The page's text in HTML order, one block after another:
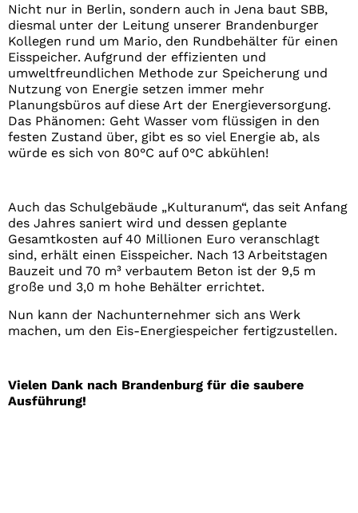
Nicht nur in Berlin, sondern auch in Jena baut SBB,
diesmal unter der Leitung unserer Brandenburger
Kollegen rund um Mario, den Rundbehälter für einen
Eisspeicher. Aufgrund der effizienten und
umweltfreundlichen Methode zur Speicherung und
Nutzung von Energie setzen immer mehr
Planungsbüros auf diese Art der Energieversorgung.
Das Phänomen: Geht Wasser vom flüssigen in den
festen Zustand über, gibt es so viel Energie ab, als
würde es sich von 80°C auf 0°C abkühlen!
Auch das Schulgebäude „Kulturanum“, das seit Anfang
des Jahres saniert wird und dessen geplante
Gesamtkosten auf 40 Millionen Euro veranschlagt
sind, erhält einen Eisspeicher. Nach 13 Arbeitstagen
Bauzeit und 70 m³ verbautem Beton ist der 9,5 m
große und 3,0 m hohe Behälter errichtet.
Nun kann der Nachunternehmer sich ans Werk
machen, um den Eis-Energiespeicher fertigzustellen.
Vielen Dank nach Brandenburg für die saubere
Ausführung!